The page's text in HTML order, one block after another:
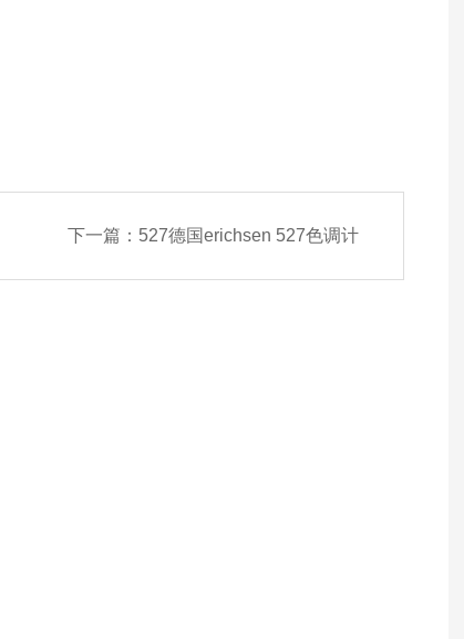
下一篇： 527德国erichsen 527色调计